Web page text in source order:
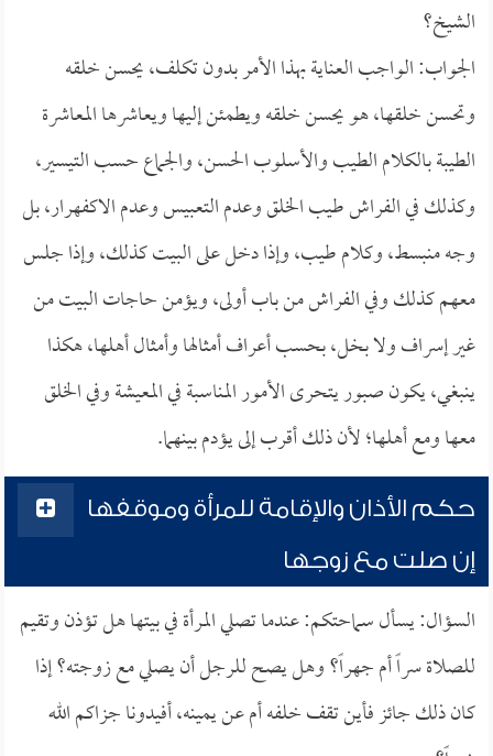
الشيخ؟
الجواب: الواجب العناية بهذا الأمر بدون تكلف، يحسن خلقه
وتحسن خلقها، هو يحسن خلقه ويطمئن إليها ويعاشرها المعاشرة
الطيبة بالكلام الطيب والأسلوب الحسن، والجماع حسب التيسير،
وكذلك في الفراش طيب الخلق وعدم التعبيس وعدم الاكفهرار، بل
وجه منبسط، وكلام طيب، وإذا دخل على البيت كذلك، وإذا جلس
معهم كذلك وفي الفراش من باب أولى، ويؤمن حاجات البيت من
غير إسراف ولا بخل، بحسب أعراف أمثالها وأمثال أهلها، هكذا
ينبغي، يكون صبور يتحرى الأمور المناسبة في المعيشة وفي الخلق
معها ومع أهلها؛ لأن ذلك أقرب إلى يؤدم بينهما.
حكم الأذان والإقامة للمرأة وموقفها
إن صلت مع زوجها
السؤال: يسأل سماحتكم: عندما تصلي المرأة في بيتها هل تؤذن وتقيم
للصلاة سراً أم جهراً؟ وهل يصح للرجل أن يصلي مع زوجته؟ إذا
كان ذلك جائز فأين تقف خلفه أم عن يمينه، أفيدونا جزاكم الله